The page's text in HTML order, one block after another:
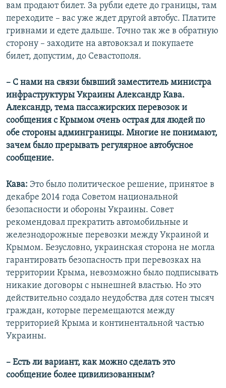
вам продают билет. За рубли едете до границы, там
переходите – вас уже ждет другой автобус. Платите
гривнами и едете дальше. Точно так же в обратную
сторону – заходите на автовокзал и покупаете
билет, допустим, до Севастополя.
– С нами на связи бывший заместитель министра
инфраструктуры Украины Александр Кава.
Александр, тема пассажирских перевозок и
сообщения с Крымом очень острая для людей по
обе стороны админграницы. Многие не понимают,
зачем было прерывать регулярное автобусное
сообщение.
Кава: Это было политическое решение, принятое в
декабре 2014 года Советом национальной
безопасности и обороны Украины. Совет
рекомендовал прекратить автомобильные и
железнодорожные перевозки между Украиной и
Крымом. Безусловно, украинская сторона не могла
гарантировать безопасность при перевозках на
территории Крыма, невозможно было подписывать
никакие договоры с нынешней властью. Но это
действительно создало неудобства для сотен тысяч
граждан, которые перемещаются между
территорией Крыма и континентальной частью
Украины.
– Есть ли вариант, как можно сделать это
сообщение более цивилизованным?